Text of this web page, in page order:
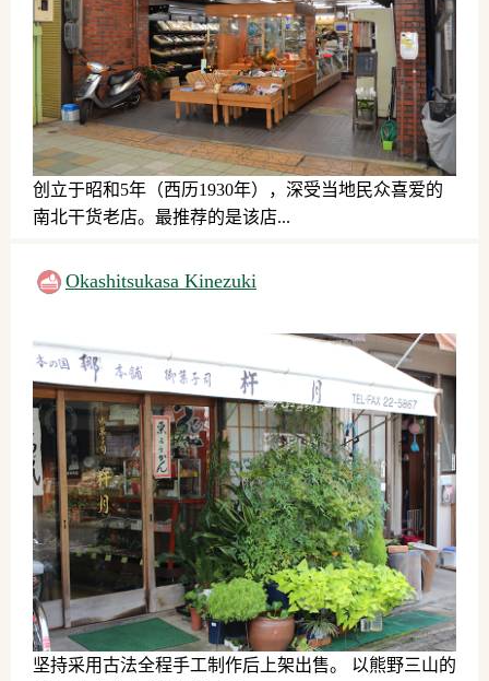
创立于昭和5年（西历1930年），深受当地民众喜爱的
南北干货老店。最推荐的是该店...
Okashitsukasa Kinezuki
坚持采用古法全程手工制作后上架出售。 以熊野三山的